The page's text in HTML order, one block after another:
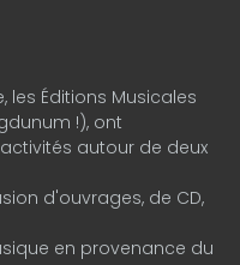
les Éditions Musicales
!), ont
autour de deux
d'ouvrages, de CD,
en provenance du